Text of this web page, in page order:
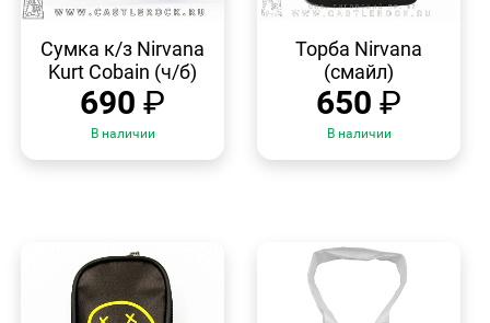
ПРОСМОТР
Сумка к/з Nirvana
Kurt Cobain (ч/б)
690 ₽
В наличии
ПРОСМОТР
Торба Nirvana
(смайл)
650 ₽
В наличии